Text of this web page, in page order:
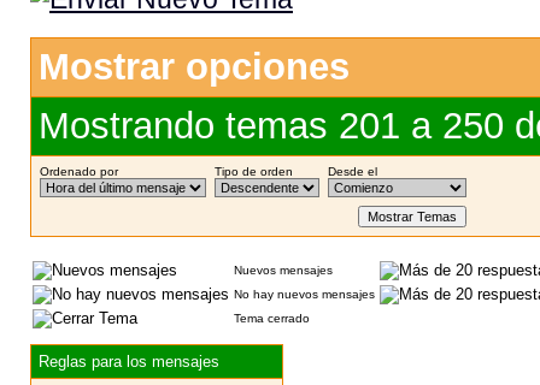
Mostrar opciones
Mostrando temas 201 a 250
Ordenado por Tipo de orden Desde el
Nuevos mensajes
No hay nuevos mensajes
Tema cerrado
Reglas para los mensajes